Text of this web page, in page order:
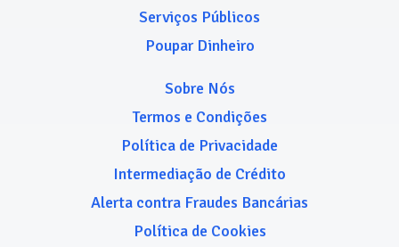
Serviços Públicos
Poupar Dinheiro
Sobre Nós
Termos e Condições
Política de Privacidade
Intermediação de Crédito
Alerta contra Fraudes Bancárias
Política de Cookies